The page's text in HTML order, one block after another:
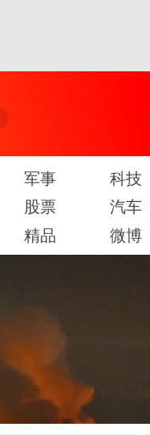
军事 科技
股票 汽车
精品 微博